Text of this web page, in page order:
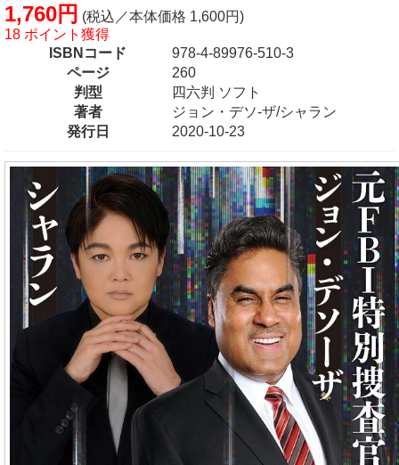
1,760円 (税込／本体価格 1,600円)
18 ポイント獲得
ISBNコード
978-4-89976-510-3
ページ
260
判型
四六判 ソフト
著者
ジョン・デソ-ザ/シャラン
発行日
2020-10-23